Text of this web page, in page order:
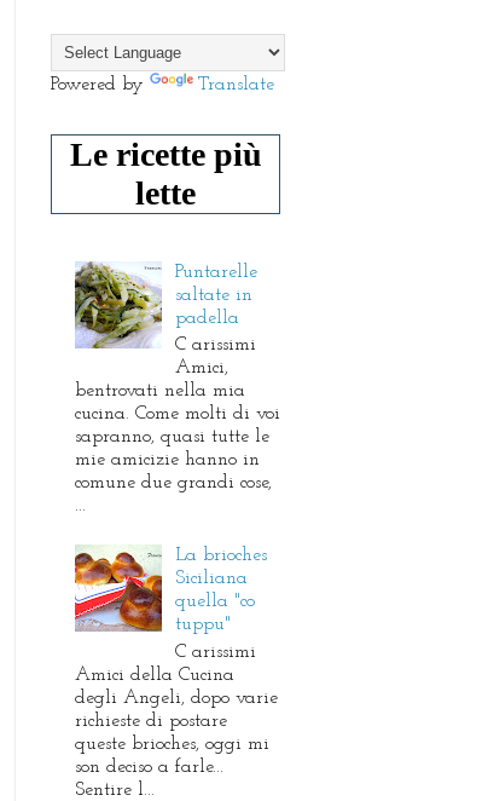
Powered by Translate
Le ricette più
lette
Puntarelle
saltate in
padella
C arissimi
Amici,
bentrovati nella mia
cucina. Come molti di voi
sapranno, quasi tutte le
mie amicizie hanno in
comune due grandi cose,
...
La brioches
Siciliana
quella "co
tuppu"
C arissimi
Amici della Cucina
degli Angeli, dopo varie
richieste di postare
queste brioches, oggi mi
son deciso a farle...
Sentire l...